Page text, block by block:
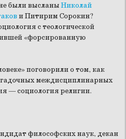
были высланыНиколай
и Питирим Сорокин?
с теологической
«форсированную
поговорили о том, как
междисциплинарных
— социология религии.
философских наук, декан